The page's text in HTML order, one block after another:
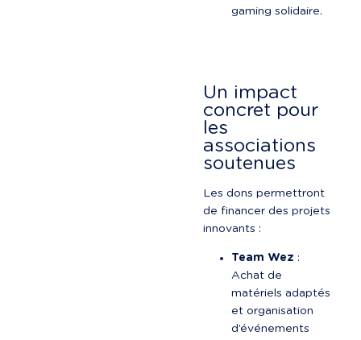
gaming solidaire.
Un impact
concret pour
les
associations
soutenues
Les dons permettront
de financer des projets
innovants :
Team Wez :
Achat de
matériels adaptés
et organisation
d’événements